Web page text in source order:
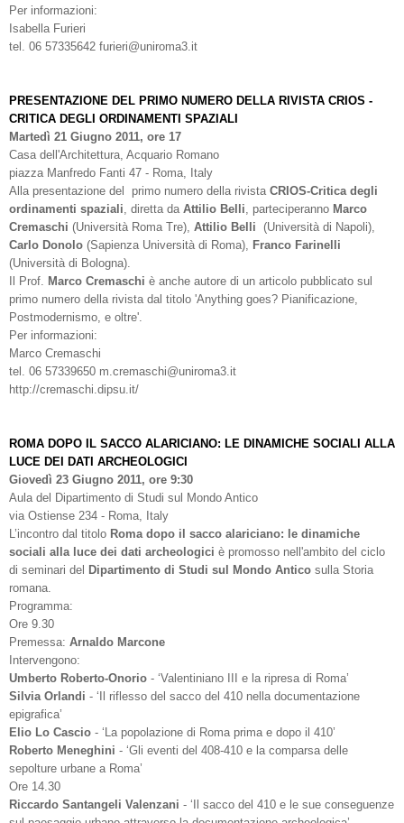
Per informazioni:
Isabella Furieri
tel. 06 57335642 furieri@uniroma3.it
PRESENTAZIONE DEL PRIMO NUMERO DELLA RIVISTA CRIOS -
CRITICA DEGLI ORDINAMENTI SPAZIALI
Martedì 21 Giugno 2011, ore 17
Casa dell'Architettura, Acquario Romano
piazza Manfredo Fanti 47 - Roma, Italy
Alla presentazione del primo numero della rivista CRIOS-Critica degli
ordinamenti spaziali , diretta da Attilio Belli , parteciperanno Marco
Cremaschi (Università Roma Tre), Attilio Belli (Università di Napoli),
Carlo Donolo (Sapienza Università di Roma), Franco Farinelli
(Università di Bologna).
Il Prof. Marco Cremaschi è anche autore di un articolo pubblicato sul
primo numero della rivista dal titolo 'Anything goes? Pianificazione,
Postmodernismo, e oltre'.
Per informazioni:
Marco Cremaschi
tel. 06 57339650 m.cremaschi@uniroma3.it
http://cremaschi.dipsu.it/
ROMA DOPO IL SACCO ALARICIANO: LE DINAMICHE SOCIALI ALLA
LUCE DEI DATI ARCHEOLOGICI
Giovedì 23 Giugno 2011, ore 9:30
Aula del Dipartimento di Studi sul Mondo Antico
via Ostiense 234 - Roma, Italy
L’incontro dal titolo Roma dopo il sacco alariciano: le dinamiche
sociali alla luce dei dati archeologici è promosso nell'ambito del ciclo
di seminari del Dipartimento di Studi sul Mondo Antico sulla Storia
romana.
Programma:
Ore 9.30
Premessa: Arnaldo Marcone
Intervengono:
Umberto Roberto-Onorio - ‘Valentiniano III e la ripresa di Roma’
Silvia Orlandi - ‘Il riflesso del sacco del 410 nella documentazione
epigrafica’
Elio Lo Cascio - ‘La popolazione di Roma prima e dopo il 410’
Roberto Meneghini - ‘Gli eventi del 408-410 e la comparsa delle
sepolture urbane a Roma’
Ore 14.30
Riccardo Santangeli Valenzani - ‘Il sacco del 410 e le sue conseguenze